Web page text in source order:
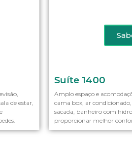
Saber
de estar,
Suíte 1400
Amplo espaço e
cama box, ar
sacada, banheiro com
proporcionar melhor